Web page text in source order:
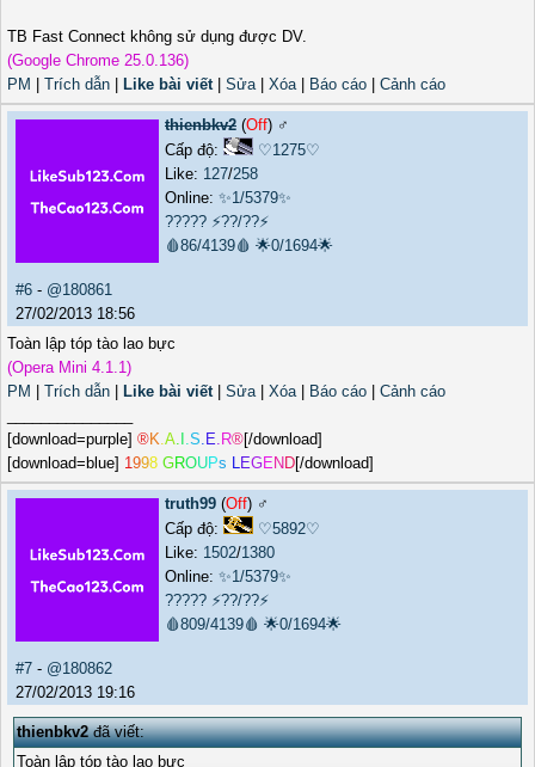
TB Fast Connect không sử dụng được DV.
(Google Chrome 25.0.136)
PM
Trích dẫn Like bài viết| Sửa| Xóa| Báo cáo Cảnh cáo
thienbkv2 (Off) ♂️
Cấp độ:
♡1275♡
Like: 127/258
Online: ✨1/5379✨
????? ⚡??/??⚡
🩸86/4139🩸 🌟0/1694🌟
#6 - @180861
27/02/2013 18:56
Toàn lập tóp tào lao bực
(Opera Mini 4.1.1)
PM
Trích dẫn Like bài viết| Sửa| Xóa| Báo cáo
Cảnh cáo
[download=purple] ®K.A. .S. E. R®[/download]
[download=blue] 1998 GROUPs LEGEN D[/download]
truth99 (Off) ♂️
Cấp độ:
♡5892♡
Like: 1502/1380
Online: ✨1/5379✨
????? ⚡??/??⚡
🩸809/4139🩸 🌟0/1694🌟
#7 - @180862
27/02/2013 19:16
thienbkv2đã viết:
Toàn lập tóp tào lao bực